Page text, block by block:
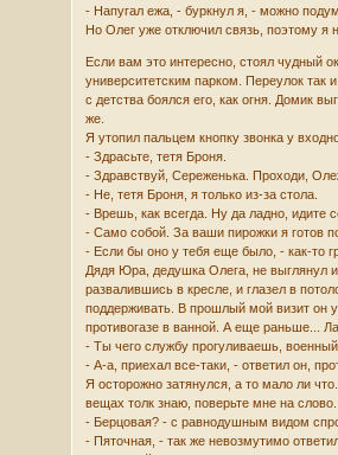
- Напугал ежа, - буркнул я, - можно
Но Олег уже отключил связь, поэтому я
Если вам это интересно, стоял чудный
университетским парком. Переулок
с детства боялся его, как огня. Домик
же.
Я утопил пальцем кнопку звонка у
- Здрасьте, тетя Броня.
- Здравствуй, Сереженька. Проходи,
- Не, тетя Броня, я только из-за стола.
- Врешь, как всегда. Ну да ладно, идите
- Само собой. За ваши пирожки я готов
- Если бы оно у тебя еще было, - как-то
Дядя Юра, дедушка Олега, не выглянул
развалившись в кресле, и глазел в
поддерживать. В прошлый мой визит он
противогазе в ванной. А еще раньше...
- Ты чего службу прогуливаешь,
- А-а, приехал все-таки, - ответил он,
Я осторожно затянулся, а то мало ли
вещах толк знаю, поверьте мне на
- Берцовая? - с равнодушным видом
- Пяточная, - так же невозмутимо